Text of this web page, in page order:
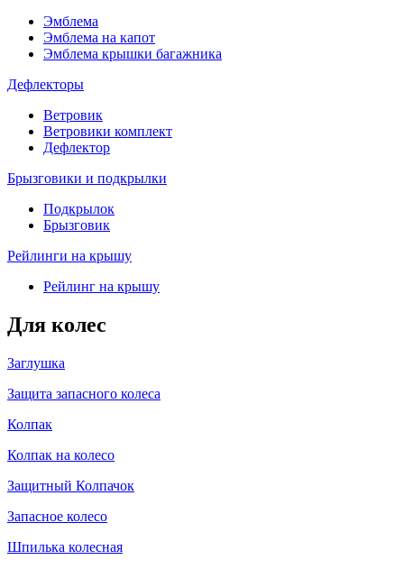
Эмблема
Эмблема на капот
Эмблема крышки багажника
Дефлекторы
Ветровик
Ветровики комплект
Дефлектор
Брызговики и подкрылки
Подкрылок
Брызговик
Рейлинги на крышу
Рейлинг на крышу
Для колес
Заглушка
Защита запасного колеса
Колпак
Колпак на колесо
Защитный Колпачок
Запасное колесо
Шпилька колесная